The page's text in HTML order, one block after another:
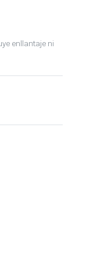
enllantaje ni